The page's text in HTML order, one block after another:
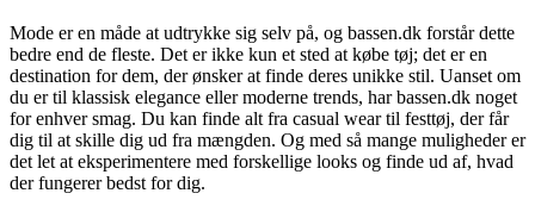
Mode er en måde at udtrykke sig selv på, og bassen.dk forstår dette
bedre end de fleste. Det er ikke kun et sted at købe tøj; det er en
destination for dem, der ønsker at finde deres unikke stil. Uanset om
du er til klassisk elegance eller moderne trends, har bassen.dk noget
for enhver smag. Du kan finde alt fra casual wear til festtøj, der får
dig til at skille dig ud fra mængden. Og med så mange muligheder er
det let at eksperimentere med forskellige looks og finde ud af, hvad
der fungerer bedst for dig.